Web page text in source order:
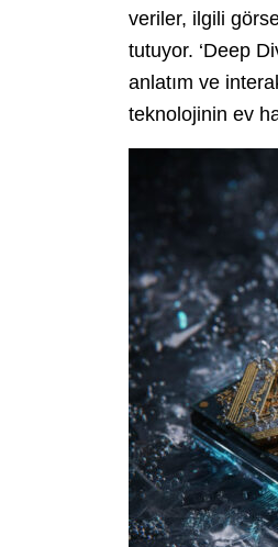
veriler, ilgili
tutuyor. ‘Deep
anlatım ve
teknolojinin ev